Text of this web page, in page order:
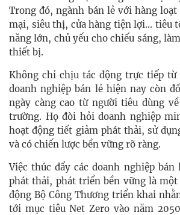
Trong đó, ngành bán lẻ với hàng
mại, siêu thị, cửa hàng tiện lợi... tiêu
năng lớn, chủ yếu cho chiếu sáng,
thiết bị.
Không chỉ chịu tác động trực tiếp từ
doanh nghiệp bán lẻ hiện nay còn
ngày càng cao từ người tiêu dùng
trường. Họ đòi hỏi doanh nghiệp
hoạt động tiết giảm phát thải, sử
và có chiến lược bền vững rõ ràng.
Việc thúc đẩy các doanh nghiệp bán
phát thải, phát triển bền vững là
động Bộ Công Thương triển khai
tới mục tiêu Net Zero vào năm